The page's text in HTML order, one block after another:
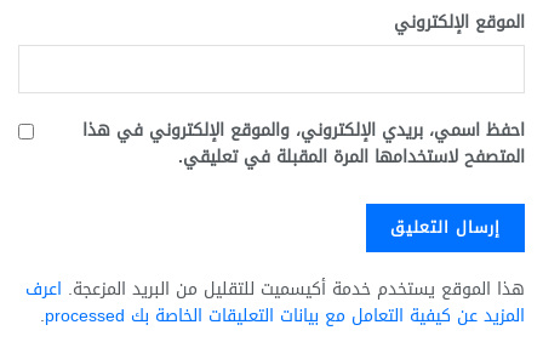
الموقع الإلكتروني
احفظ اسمي، بريدي الإلكتروني، والموقع الإلكتروني في هذا
المتصفح لاستخدامها المرة المقبلة في تعليقي.
هذا الموقع يستخدم خدمة أكيسميت للتقليل من البريد المزعجة. اعرف
المزيد عن كيفية التعامل مع بيانات التعليقات الخاصة بك processed
.